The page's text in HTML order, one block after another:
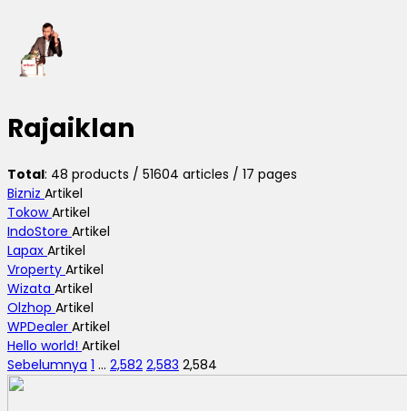
Rajaiklan
Total: 48 products / 51604 articles / 17 pages
Bizniz Artikel
TokowArtikel
IndoStore Artikel
Lapax Artikel
Vroperty Artikel
Wizata Artikel
Olzhop Artikel
WPDealer Artikel
Hello world! Artikel
Sebelumnya 1 … 2,582 2,583 2,584